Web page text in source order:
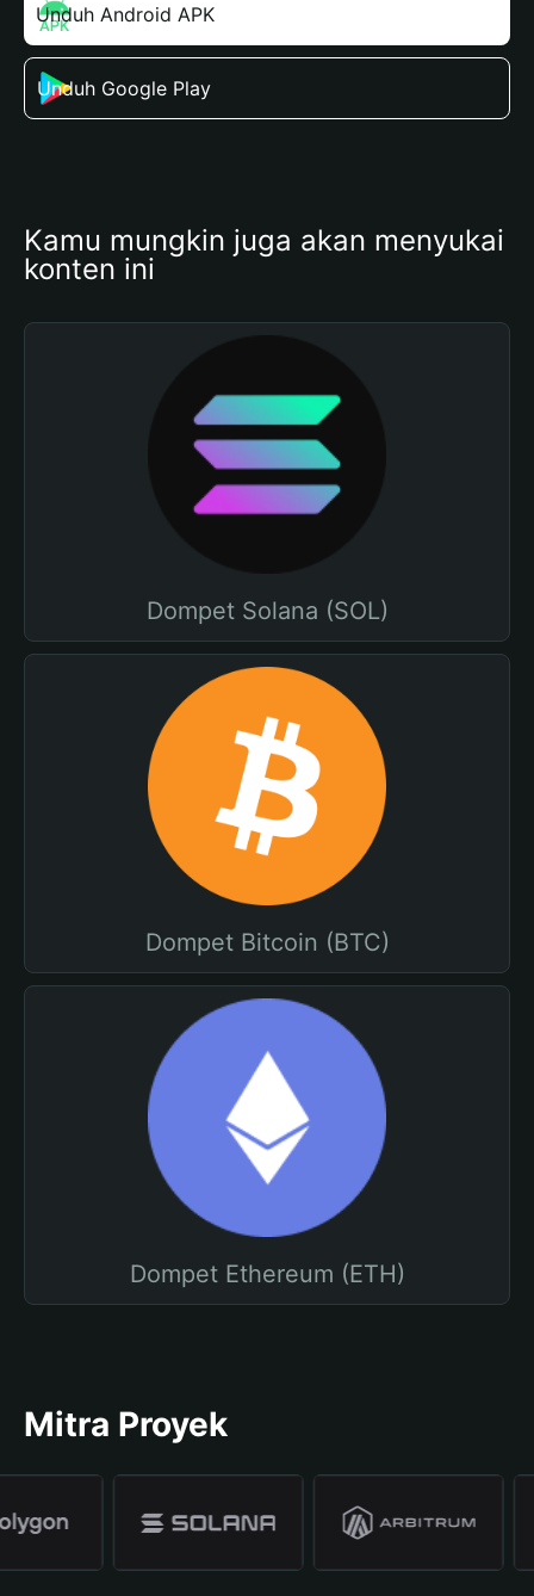
Unduh Android APK
Unduh Google Play
Kamu mungkin juga akan menyukai
konten ini
Dompet Solana (SOL)
Dompet Bitcoin (BTC)
Dompet Ethereum (ETH)
Mitra Proyek